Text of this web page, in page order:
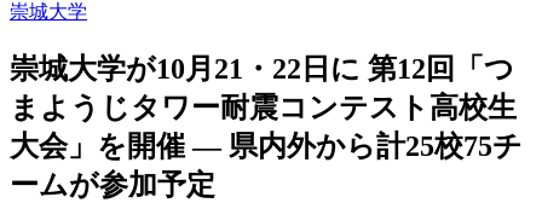
崇城大学
崇城大学が10月21・22日に 第12回「つ
まようじタワー耐震コンテスト高校生
大会」を開催 — 県内外から計25校75チ
ームが参加予定